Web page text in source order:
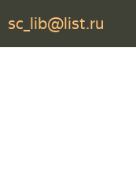
sc_lib@list.ru